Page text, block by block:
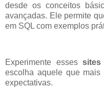
desde os conceitos
avançadas. Ele permite
em SQL com exemplos
Experimente essessites
escolha aquele que
expectativas.